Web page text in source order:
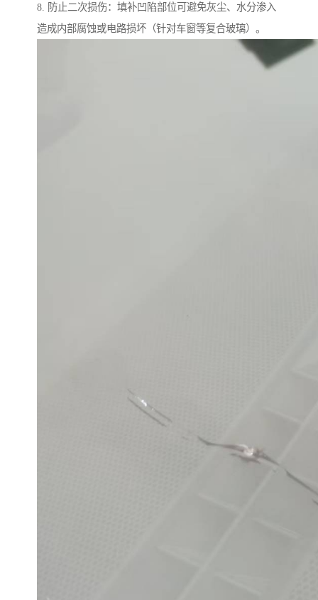
8. 防止二次损伤：填补凹陷部位可避免灰尘、水分渗入
造成内部腐蚀或电路损坏（针对车窗等复合玻璃）。